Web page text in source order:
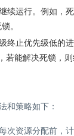
运行。例如，
。
终止优先级低的
能解决死锁，则
和策略如下：
次资源分配前，